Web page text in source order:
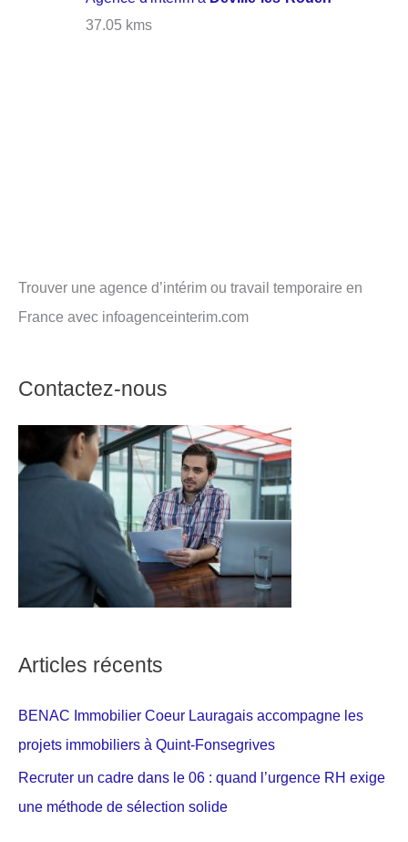
37.05 kms
Trouver une agence d’intérim ou travail temporaire en
France avec infoagenceinterim.com
Contactez-nous
Articles récents
BENAC Immobilier Coeur Lauragais accompagne les
projets immobiliers à Quint-Fonsegrives
Recruter un cadre dans le 06 : quand l’urgence RH exige
une méthode de sélection solide